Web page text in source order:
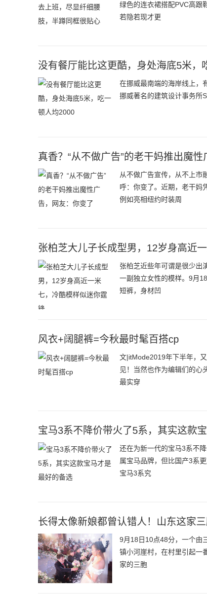
绿色的连衣裙搭配PVC高跟
若隐若现才更
没有餐厅能比这更酷，身处海底5米，
在挪威最南端的海岸线上，
挪威著名的建筑设计事务所
真香？“从不做广告”的老干妈推出魔
从不做广告宣传，从不上市
呼：你变了。近期，老干妈
例如亮相纽约时装周
张柏芝大儿子长成型男，12岁身高近
张柏芝近些年可谓是很少出
一副独立女性的模样。9月
短裤，身材凹
风衣+阔腿裤=今秋最时髦百搭cp
文|itMode2019年下半年，
见！当然也作为编辑们的心
最实穿
宝马3系不降价带火了5系，其实这款
还在为新一代的宝马3系不
属宝马品牌，但比国产3系
宝马3系究
长得太像新娘都曾认错人！山东这家
9月18日10点48分，一个由
镇小河崖村，在村里引起一
家的三胞